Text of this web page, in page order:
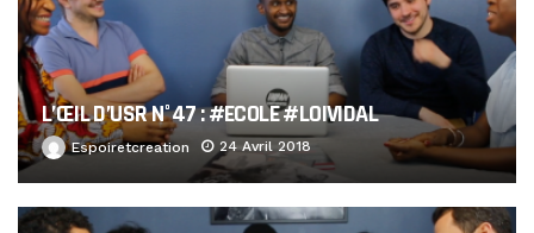
L’ŒIL D’USR N°47 : #ECOLE #LOIVIDAL
Espoiretcreation 24 Avril 2018